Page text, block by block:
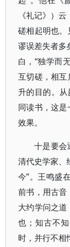
《礼记》）
磋相起明也。
谬误差失者多
白，“独学而
互切磋，相
升的目的。
同读书，这
效果。
十是要会
清代史学家、
今”。王鸣盛
前书，用古音
大约学问之
也；知古不
时，并行不相